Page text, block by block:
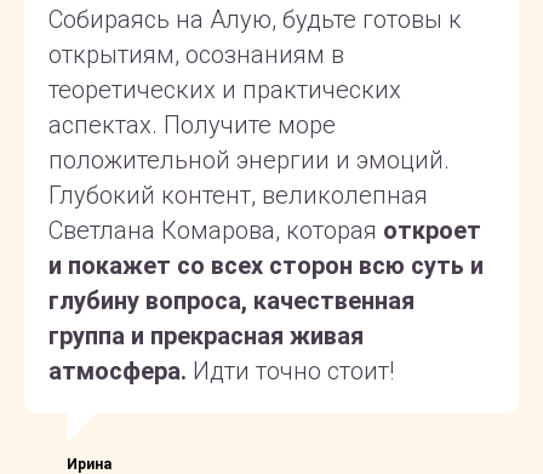
Собираясь на Алую, будьте готовы к
открытиям, осознаниям в
теоретических и практических
аспектах. Получите море
положительной энергии и эмоций.
Глубокий контент, великолепная
Светлана Комарова, которая откроет
и покажет со всех сторон всю суть и
глубину вопроса, качественная
группа и прекрасная живая
атмосфера. Идти точно стоит!
Ирина